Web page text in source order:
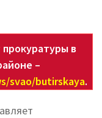
в
–
svao/butirskaya.